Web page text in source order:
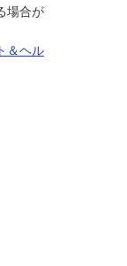
場合が
＆ヘル